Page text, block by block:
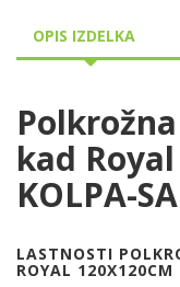
OPIS IZDELKA
kad
KOLPA-
LASTNOSTI
ROYAL